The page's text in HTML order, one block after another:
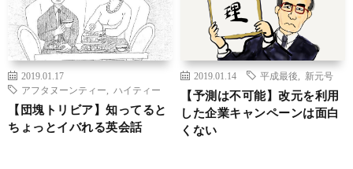
2019.01.17
アフタヌーンティー
ハイティー
【団塊トリビア】知ってると
ちょっとイバれる英会話
2019.01.14 平成最後 新元号
【予測は不可能】改元を利用
した企業キャンペーンは面白
くない